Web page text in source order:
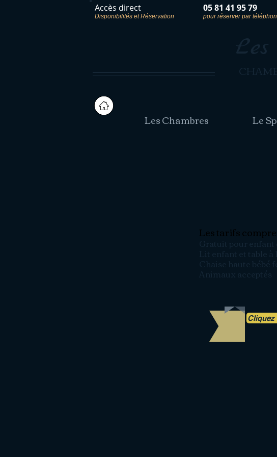
Accès direct
Disponibilités et Réservation
05 81 41 95 79
pour réserver par
Les Chambres Le
Les tarifs
Gratuit pour enfant
Lit enfant et table
Chaise haute bébé
Animaux acceptés
Cliquez